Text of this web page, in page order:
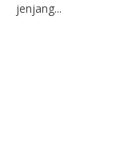
jenjang...